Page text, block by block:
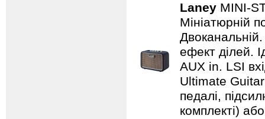
Laney MINI-
Мініатюрній
ефект ділей.
AUX in. LSI
Ultimate Guitar
педалі,
комплекті)